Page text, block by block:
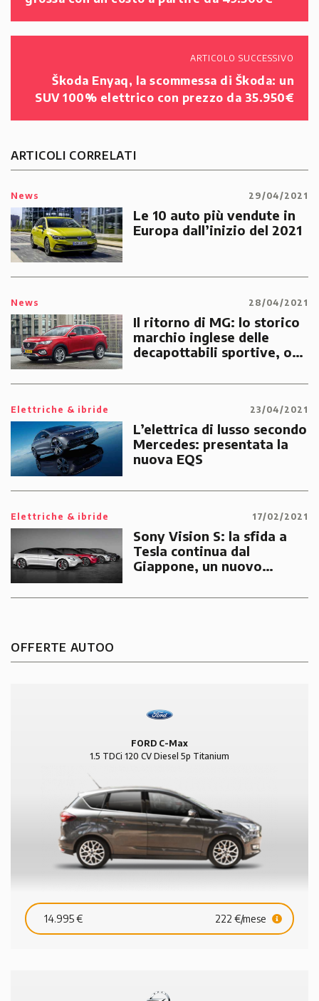
ARTICOLO SUCCESSIVO
Škoda Enyaq, la scommessa di Škoda: un
SUV 100% elettrico con prezzo da 35.950€
ARTICOLI CORRELATI
News 29/04/2021
Le 10 auto più vendute in
Europa dall’inizio del 2021
News 28/04/2021
Il ritorno di MG: lo storico
marchio inglese delle
decapottabili sportive, ora
il suo primo SUV
Elettriche & ibride 23/04/2021
L’elettrica di lusso secondo
Mercedes: presentata la
nuova EQS
Elettriche & ibride 17/02/2021
Sony Vision S: la sfida a
Tesla continua dal
Giappone, un nuovo
l’auto elettrica
OFFERTE AUTOO
FORD C-Max
1.5 TDCi 120 CV Diesel 5p Titanium
14.995 € 222 €/mese